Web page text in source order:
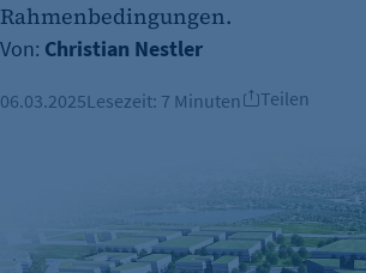
Rahmenbedingungen.
Von: Christian Nestler
06.03.2025Lesezeit: 7 Minuten Teilen